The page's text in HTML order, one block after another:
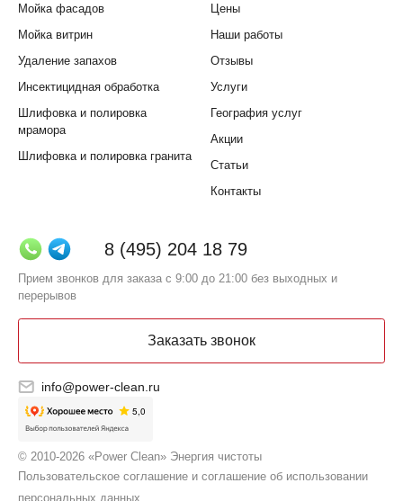
8 (495) 204 18 79
Прием звонков для заказа с 9:00 до 21:00 без выходных и
перерывов
Заказать звонок
info@power-clean.ru
© 2010-2026 «Power Clean» Энергия чистоты
Пользовательское соглашение и соглашение об использовании
персональных данных
Мойка фасадов
Мойка витрин
Удаление запахов
Инсектицидная обработка
Шлифовка и полировка
мрамора
Шлифовка и полировка гранита
Цены
Наши работы
Отзывы
Услуги
География услуг
Акции
Статьи
Контакты